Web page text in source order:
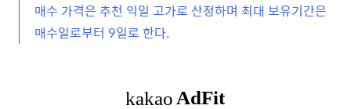
매수 가격은 추천 익일 고가로 산정하며 최대 보유기간은
매수일로부터 9일로 한다.